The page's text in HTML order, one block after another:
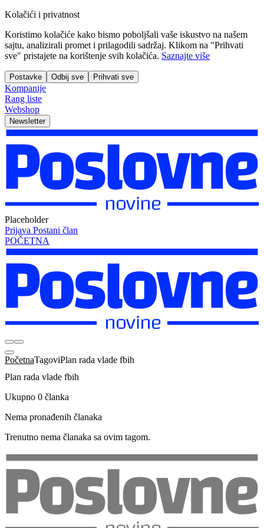
Kolačići i privatnost
Koristimo kolačiće kako bismo poboljšali vaše iskustvo na našem
sajtu, analizirali promet i prilagodili sadržaj. Klikom na "Prihvati
sve" pristajete na korištenje svih kolačića. Saznajte više
Postavke Odbij sve Prihvati sve
Kompanije
Rang liste
Webshop
Newsletter
Placeholder
Prijava Postani član
POČETNA
PočetnaTagoviPlan rada vlade fbih
Plan rada vlade fbih
Ukupno 0 članka
Nema pronađenih članaka
Trenutno nema članaka sa ovim tagom.